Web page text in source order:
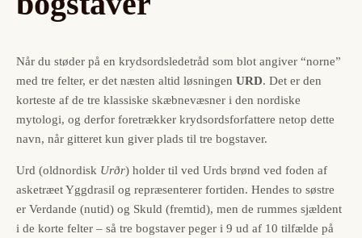
Når du støder på en krydsords­ledetråd som blot angiver “norne”
med tre felter, er det næsten altid løsningen URD. Det er den
korteste af de tre klassiske skæbne­væsner i den nordiske
mytologi, og derfor foretrækker krydsords­forfattere netop dette
navn, når gitteret kun giver plads til tre bogstaver.
Urd (oldnordisk Urðr) holder til ved Urds brønd ved foden af
asketræet Yggdrasil og repræsenterer fortiden. Hendes to søstre
er Verdande (nutid) og Skuld (fremtid), men de rummes sjældent
i de korte felter – så tre bogstaver peger i 9 ud af 10 tilfælde på